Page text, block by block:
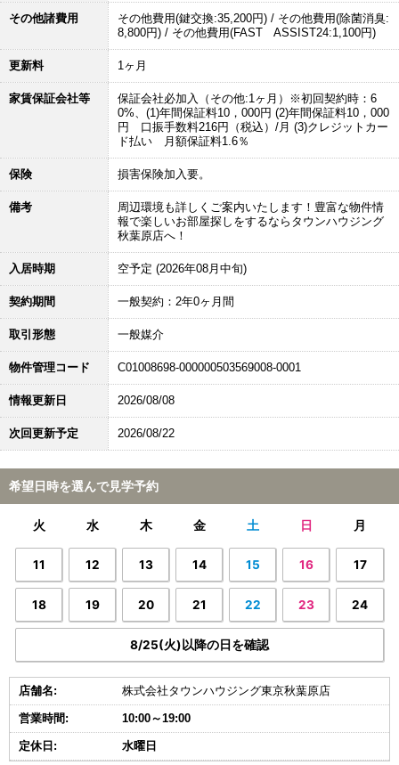
その他諸費用
その他費用(鍵交換:35,200円) / その他費用(除菌消臭:
8,800円) / その他費用(FAST ASSIST24:1,100円)
更新料 1ヶ月
家賃保証会社等
保証会社必加入（その他:1ヶ月）※初回契約時：6
0%、(1)年間保証料10，000円 (2)年間保証料10，000
円 口振手数料216円（税込）/月 (3)クレジットカー
ド払い 月額保証料1.6％
保険 損害保険加入要。
備考
周辺環境も詳しくご案内いたします！豊富な物件情
報で楽しいお部屋探しをするならタウンハウジング
秋葉原店へ！
入居時期 空予定 (2026年08月中旬)
契約期間 一般契約：2年0ヶ月間
取引形態 一般媒介
物件管理コード C01008698-000000503569008-0001
情報更新日 2026/08/08
次回更新予定 2026/08/22
希望日時を選んで見学予約
火 水 木 金 土 日 月
11 12 13 14 15 16 17
18 19 20 21 22 23 24
8/25(火)以降の日を確認
店舗名: 株式会社タウンハウジング東京秋葉原店
営業時間: 10:00～19:00
定休日: 水曜日